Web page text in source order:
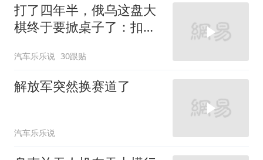
打了四年半，俄乌这盘大
棋终于要掀桌子了：扣动
汽车乐乐说 30跟贴
解放军突然换赛道了
汽车乐乐说